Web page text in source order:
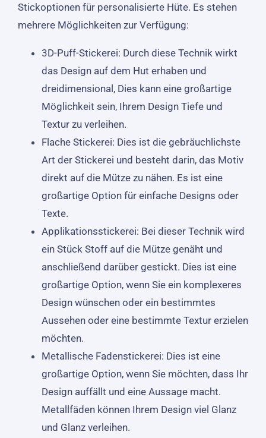
Stickoptionen für personalisierte Hüte. Es stehen
mehrere Möglichkeiten zur Verfügung:
3D-Puff-Stickerei: Durch diese Technik wirkt
das Design auf dem Hut erhaben und
dreidimensional, Dies kann eine großartige
Möglichkeit sein, Ihrem Design Tiefe und
Textur zu verleihen.
Flache Stickerei: Dies ist die gebräuchlichste
Art der Stickerei und besteht darin, das Motiv
direkt auf die Mütze zu nähen. Es ist eine
großartige Option für einfache Designs oder
Texte.
Applikationsstickerei: Bei dieser Technik wird
ein Stück Stoff auf die Mütze genäht und
anschließend darüber gestickt. Dies ist eine
großartige Option, wenn Sie ein komplexeres
Design wünschen oder ein bestimmtes
Aussehen oder eine bestimmte Textur erzielen
möchten.
Metallische Fadenstickerei: Dies ist eine
großartige Option, wenn Sie möchten, dass Ihr
Design auffällt und eine Aussage macht.
Metallfäden können Ihrem Design viel Glanz
und Glanz verleihen.